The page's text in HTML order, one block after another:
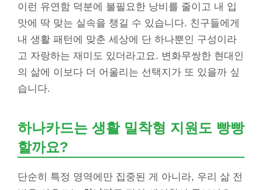
이런 유연함 덕분에 불필요한 낭비를 줄이고 내 입
맛에 딱 맞는 실속을 챙길 수 있습니다. 친구들에게
내 생활 패턴에 맞춘 세상에 단 하나뿐인 구성이라
고 자랑하는 재미도 있더라고요. 변화무쌍한 현대인
의 삶에 이보다 더 어울리는 선택지가 또 있을까 싶
습니다.
하나카드는 생활 밀착형 지원도 빵빵
할까요?
단순히 특정 영역에만 집중된 게 아니라, 우리 삶 전